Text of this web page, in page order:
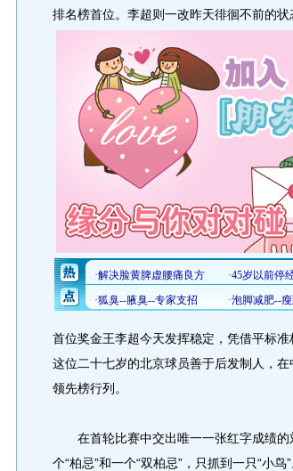
排名榜首位。李超则一改昨天徘徊不前的状
首位奖金王李超今天发挥稳定，凭借平标
这位二十七岁的北京球员善于后发制人，
领先榜行列。
在首轮比赛中交出唯一一张红字成绩的
个“柏忌”和一个“双柏忌”，只抓到一只“小